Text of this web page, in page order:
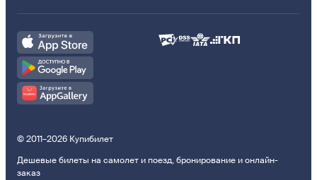
© 2011–2026 Купибилет
Дешевые билеты на самолет и поезд, бронирование и онлайн-
заказ